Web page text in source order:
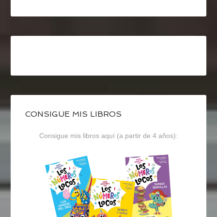
CONSIGUE MIS LIBROS
Consigue mis libros aquí (a partir de 4 años):